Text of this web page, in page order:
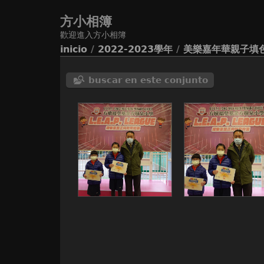
方小相簿
歡迎進入方小相簿
inicio / 2022-2023學年 / 美樂嘉年華親子填
buscar en este conjunto